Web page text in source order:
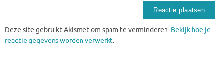
Deze site gebruikt Akismet om spam te verminderen. Bekijk hoe je
reactie gegevens worden verwerkt.